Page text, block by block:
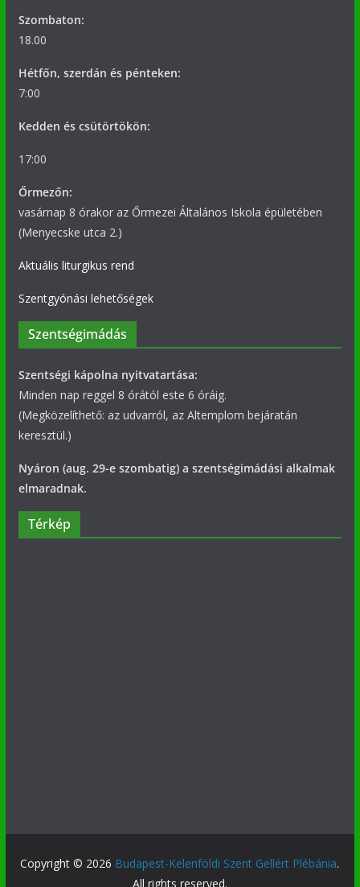
Szombaton:
18.00
Hétfőn, szerdán és pénteken:
7:00
Kedden és csütörtökön:
17:00
Őrmezőn:
vasárnap 8 órakor az Őrmezei Általános Iskola épületében
(Menyecske utca 2.)
Aktuális liturgikus rend
Szentgyónási lehetőségek
Szentségimádás
Szentségi kápolna nyitvatartása:
Minden nap reggel 8 órától este 6 óráig.
(Megközelíthető: az udvarról, az Altemplom bejáratán
keresztül.)
Nyáron (aug. 29-e szombatig) a szentségimádási alkalmak
elmaradnak.
Térkép
Copyright © 2026 Budapest-Kelenföldi Szent Gellért Plébánia.
All rights reserved.